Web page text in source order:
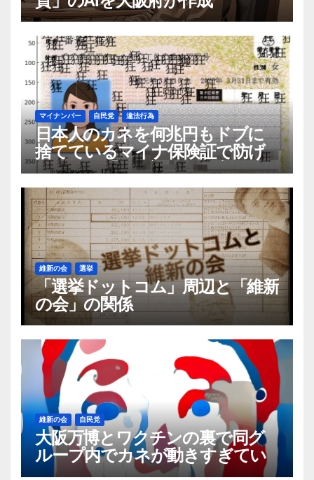
マイナンバー 自民党 違法行為
日本人のカネを何兆円もドブに
捨てているマイナ保険証で防げ
るらしい「保険証の不正利用」は
実際何件あるのか
維新の会 選挙
「選挙ドットコム」周辺と「維新
の会」の関係
維新の会 自民党
大阪万博とワクチンの裏で同グ
ループ内でカネが動きすぎてい
る